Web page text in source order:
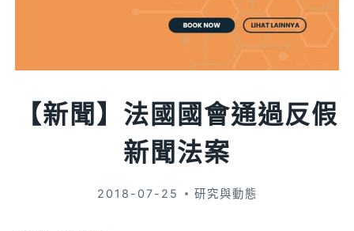
【新聞】法國國會通過反假
新聞法案
2018-07-25 研究與動態